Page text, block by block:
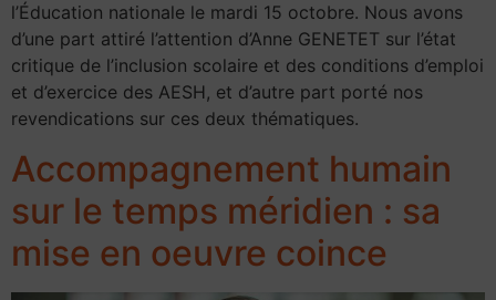
l’Éducation nationale le mardi 15 octobre. Nous avons
d’une part attiré l’attention d’Anne GENETET sur l’état
critique de l’inclusion scolaire et des conditions d’emploi
et d’exercice des AESH, et d’autre part porté nos
revendications sur ces deux thématiques.
Accompagnement humain
sur le temps méridien : sa
mise en oeuvre coince